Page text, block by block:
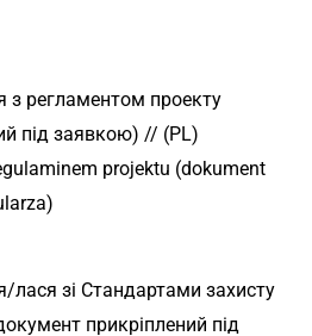
з регламентом проекту
під заявкою) // (PL)
projektu (dokument
лася зі Стандартами захисту
прикріплений під